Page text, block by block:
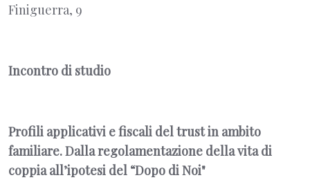
Finiguerra, 9
Incontro di studio
Profili applicativi e fiscali del trust in ambito
familiare. Dalla regolamentazione della vita di
coppia all’ipotesi del “Dopo di Noi"